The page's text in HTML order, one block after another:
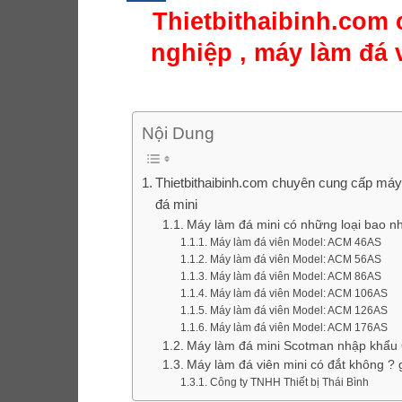
Thietbithaibinh.com
nghiệp , máy làm đá
Nội Dung
Thietbithaibinh.com chuyên cung cấp
đá mini
Máy làm đá mini có những loại bao
Máy làm đá viên Model: ACM 46AS
Máy làm đá viên Model: ACM 56AS
Máy làm đá viên Model: ACM 86AS
Máy làm đá viên Model: ACM 106AS
Máy làm đá viên Model: ACM 126AS
Máy làm đá viên Model: ACM 176AS
Máy làm đá mini Scotman nhập khẩu
Máy làm đá viên mini có đắt không ?
Công ty TNHH Thiết bị Thái Bình